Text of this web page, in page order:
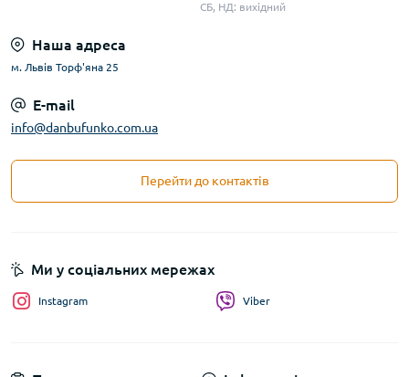
СБ, НД: вихідний
Наша адреса
м. Львів Торф'яна 25
E-mail
info@danbufunko.com.ua
Перейти до контактів
Ми у соціальних мережах
Instagram Viber